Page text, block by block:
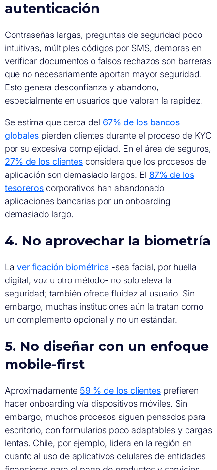
autenticación
Contraseñas largas, preguntas de seguridad poco
intuitivas, múltiples códigos por SMS, demoras en
verificar documentos o falsos rechazos son barreras
que no necesariamente aportan mayor seguridad.
Esto genera desconfianza y abandono,
especialmente en usuarios que valoran la rapidez.
Se estima que cerca del 67% de los bancos
globales pierden clientes durante el proceso de KYC
por su excesiva complejidad. En el área de seguros,
27% de los clientes considera que los procesos de
aplicación son demasiado largos. El 87% de los
tesoreros corporativos han abandonado
aplicaciones bancarias por un onboarding
demasiado largo.
4. No aprovechar la biometría
La verificación biométrica -sea facial, por huella
digital, voz u otro método- no solo eleva la
seguridad; también ofrece fluidez al usuario. Sin
embargo, muchas instituciones aún la tratan como
un complemento opcional y no un estándar.
5. No diseñar con un enfoque
mobile-first
Aproximadamente 59 % de los clientes prefieren
hacer onboarding vía dispositivos móviles. Sin
embargo, muchos procesos siguen pensados para
escritorio, con formularios poco adaptables y cargas
lentas. Chile, por ejemplo, lidera en la región en
cuanto al uso de aplicativos celulares de entidades